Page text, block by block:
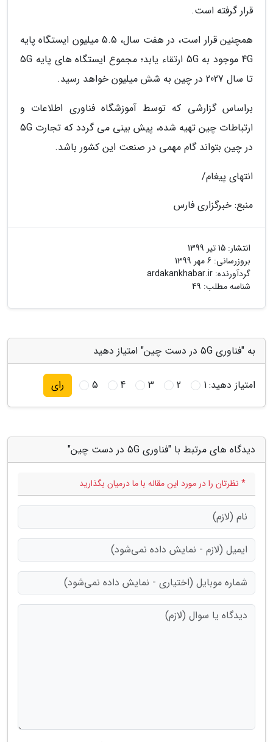
قرار گرفته است.
همچنین قرار است، در هفت سال، 5.5 میلیون ایستگاه پایه
4G موجود به 5G ارتقاء یابد؛ مجموع ایستگاه های پایه 5G
تا سال 2027 در چین به شش میلیون خواهد رسید.
براساس گزارشی که توسط آموزشگاه فناوری اطلاعات و
ارتباطات چین تهیه شده، پیش بینی می گردد که تجارت 5G
در چین بتواند گام مهمی در صنعت این کشور باشد.
انتهای پیغام/
منبع: خبرگزاری فارس
انتشار: 15 تیر 1399
بروزرسانی: 6 مهر 1399
گردآورنده: ardakankhabar.ir
شناسه مطلب: 49
به "فناوری 5G در دست چین" امتیاز دهید
امتیاز دهید:1
2
3
4
5 رای
دیدگاه های مرتبط با "فناوری 5G در دست چین"
* نظرتان را در مورد این مقاله با ما درمیان بگذارید